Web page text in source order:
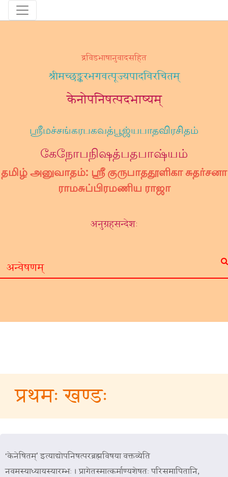
द्रविडभाषानुवादसहित
श्रीमच्छङ्करभगवत्पूज्यपादविरचितम्
केनोपनिषत्पदभाष्यम्
ஶ்ரீமச்சங்கரபகவத்பூஜ்யபாதவிரசிதம்
கேநோபநிஷத்பதபாஷ்யம்
தமிழ் அனுவாதம்: ஸ்ரீ குருபாததூளிகா சுதர்சனா
ராமசுப்பிரமணிய ராஜா
अनुग्रहसन्देशः
प्रथमः खण्डः
‘केनेषितम्’ इत्याद्योपनिषत्परब्रह्मविषया वक्तव्येति
नवमस्याध्यायस्यारम्भः । प्रागेतस्मात्कर्माण्यशेषतः परिसमापितानि,